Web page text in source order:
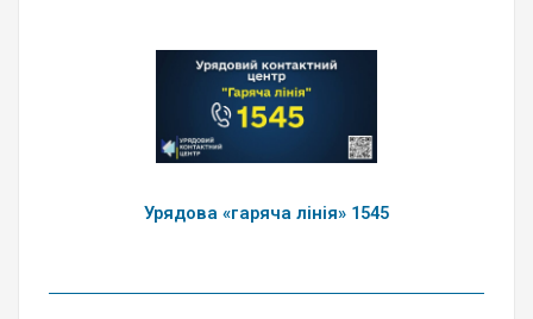
Урядова «гаряча лінія» 1545